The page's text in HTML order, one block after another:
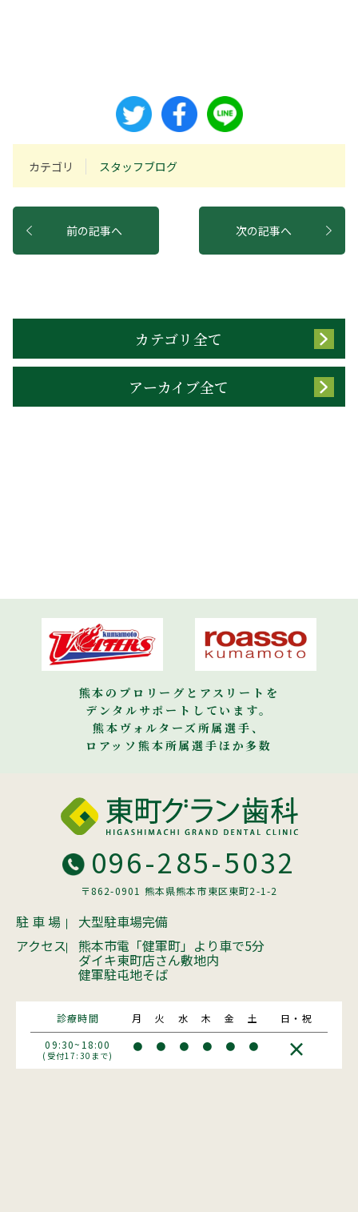
カテゴリ スタッフブログ
前の記事へ 次の記事へ
カテゴリ全て
アーカイブ全て
熊本のプロリーグとアスリートを
デンタルサポートしています。
熊本ヴォルターズ所属選手、
ロアッソ熊本所属選手ほか多数
096-285-5032
〒862-0901 熊本県熊本市東区東町2-1-2
駐 車 場
大型駐車場完備
アクセス
熊本市電「健軍町」より車で5分
ダイキ東町店さん敷地内
健軍駐屯地そば
診療時間 月 火 水 木 金 土
日・祝
09:30~18:00
(受付17:30まで)
● ● ● ● ● ● ×